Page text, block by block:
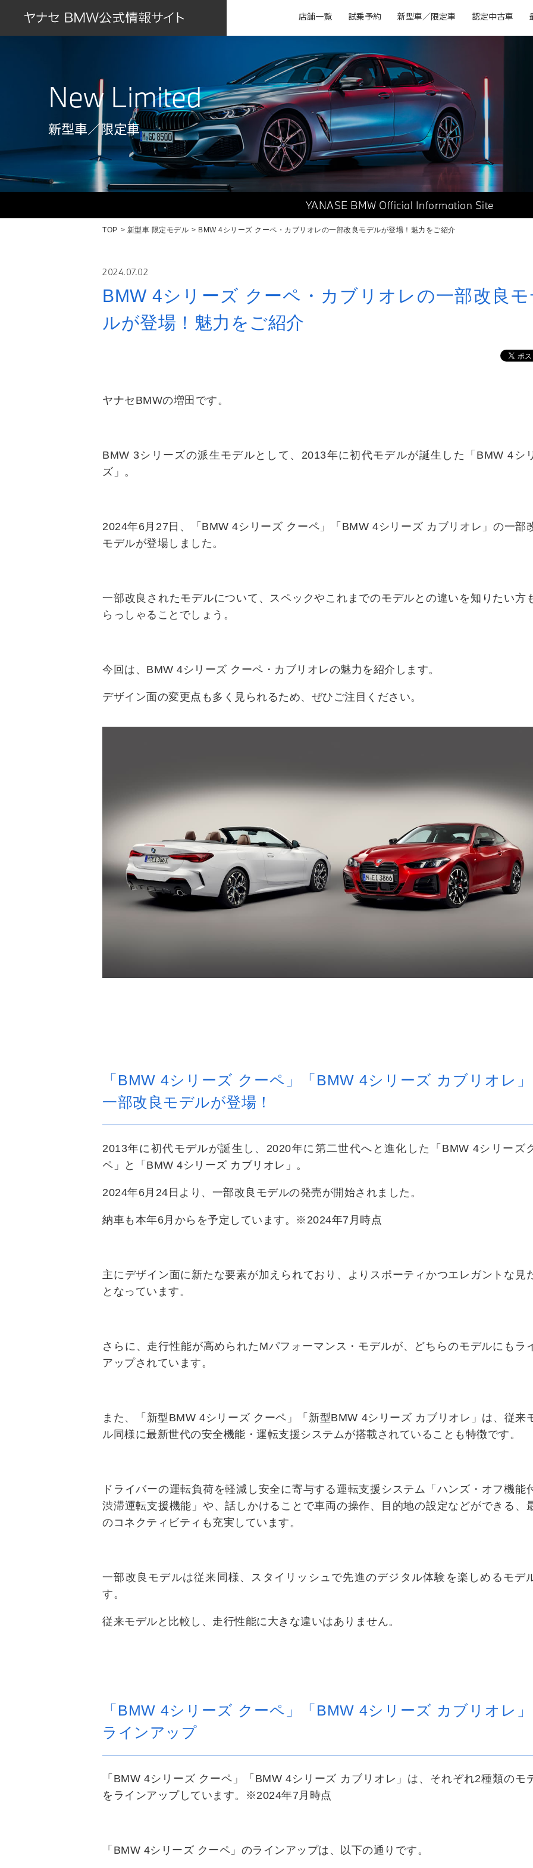
店舗一覧 試乗予約 新型車／限定車 認定中古車
New Limited
新型車／限定車
YANASE BMW Official Information Site
TOP 新型車 限定モデル BMW 4シリーズ クーペ・カブリオレの一部改良モデルが登場！魅力をご紹介
2024.07.02
BMW 4シリーズ クーペ・カブリオレの一部改良モ
ルが登場！魅力をご紹介
ヤナセBMWの増田です。
BMW 3シリーズの派生モデルとして、2013年に初代モデルが誕生した「BMW 4シ
ズ」。
2024年6月27日、「BMW 4シリーズ クーペ」「BMW 4シリーズ カブリオレ」の一部
モデルが登場しました。
一部改良されたモデルについて、スペックやこれまでのモデルとの違いを知りたい方
らっしゃることでしょう。
今回は、BMW 4シリーズ クーペ・カブリオレの魅力を紹介します。
デザイン面の変更点も多く見られるため、ぜひご注目ください。
「BMW 4シリーズ クーペ」「BMW 4シリーズ カブリオレ
一部改良モデルが登場！
2013年に初代モデルが誕生し、2020年に第二世代へと進化した「BMW 4シリーズ
ペ」と「BMW 4シリーズ カブリオレ」。
2024年6月24日より、一部改良モデルの発売が開始されました。
納車も本年6月からを予定しています。※2024年7月時点
主にデザイン面に新たな要素が加えられており、よりスポーティかつエレガントな見
となっています。
さらに、走行性能が高められたMパフォーマンス・モデルが、どちらのモデルにもラ
アップされています。
また、「新型BMW 4シリーズ クーペ」「新型BMW 4シリーズ カブリオレ」は、従来
ル同様に最新世代の安全機能・運転支援システムが搭載されていることも特徴です。
ドライバーの運転負荷を軽減し安全に寄与する運転支援システム「ハンズ・オフ機能
渋滞運転支援機能」や、話しかけることで車両の操作、目的地の設定などができる、
のコネクティビティも充実しています。
一部改良モデルは従来同様、スタイリッシュで先進のデジタル体験を楽しめるモデ
す。
従来モデルと比較し、走行性能に大きな違いはありません。
「BMW 4シリーズ クーペ」「BMW 4シリーズ カブリオレ
ラインアップ
「BMW 4シリーズ クーペ」「BMW 4シリーズ カブリオレ」は、それぞれ2種類のモ
をラインアップしています。※2024年7月時点
「BMW 4シリーズ クーペ」のラインアップは、以下の通りです。